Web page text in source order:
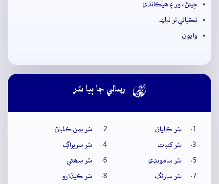
جِيئڻ، ور ۽ ھيڪاندي
ٿڪيائي ٿر ٿيلهہ
وايون
 رسالي جا ٻيا سُر
سُر ڪلياڻ
سُر يمن ڪلياڻ
سُر کنڀات
سُر سريراڳ
سُر سامونڊي
سُر سھڻي
سُر سارنگ
سُر ڪيڏارو